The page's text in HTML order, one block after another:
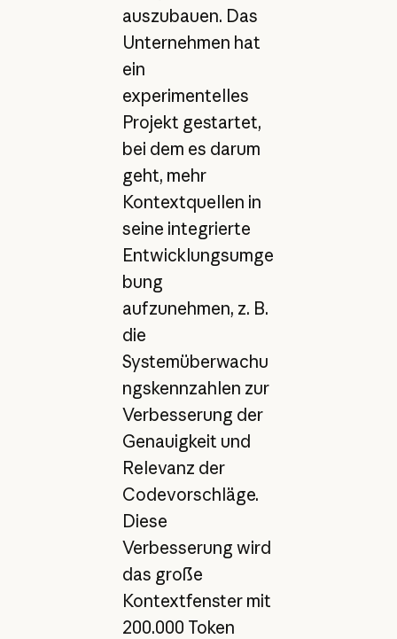
auszubauen. Das
Unternehmen hat
ein
experimentelles
Projekt gestartet,
bei dem es darum
geht, mehr
Kontextquellen in
seine integrierte
Entwicklungsumge
bung
aufzunehmen, z. B.
die
Systemüberwachu
ngskennzahlen zur
Verbesserung der
Genauigkeit und
Relevanz der
Codevorschläge.
Diese
Verbesserung wird
das große
Kontextfenster mit
200.000 Token